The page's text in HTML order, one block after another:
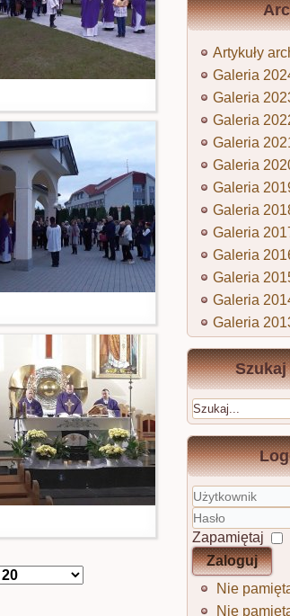
Artykuły
Galeria
Galeria
Galeria
Galeria
Galeria
Galeria
Galeria
Galeria
Galeria
Galeria
Galeria
Galeria
Użytkownik
Hasło
Zapamiętaj
Zaloguj
Nie
Nie